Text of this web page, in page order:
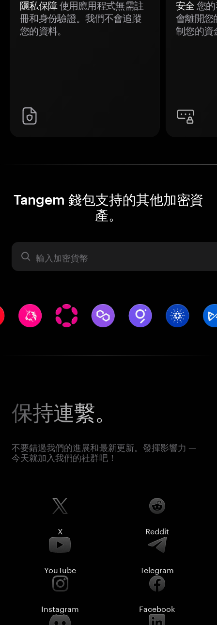
隱私保障使用應用程式無需註
冊和身份驗證。我們不會追蹤
您的資料。
安全 您
會離開您
制您的資
Tangem 錢包支持的其他加密資
產。
資產
保持連繫。
不要錯過我們的進展和最新更新。發揮影響力 —
今天就加入我們的社群吧！
X Reddit
YouTube Telegram
Instagram Facebook